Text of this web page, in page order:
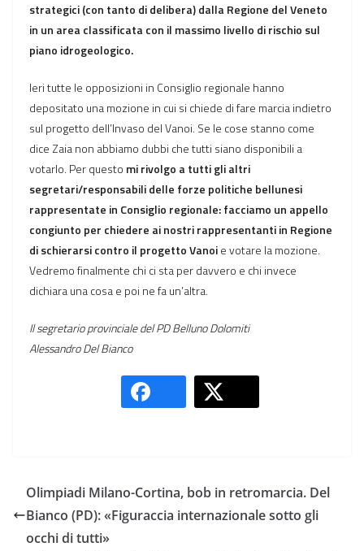
strategici (con tanto di delibera) dalla Regione del Veneto
in un area classificata con il massimo livello di rischio sul
piano idrogeologico.
Ieri tutte le opposizioni in Consiglio regionale hanno
depositato una mozione in cui si chiede di fare marcia indietro
sul progetto dell’Invaso del Vanoi. Se le cose stanno come
dice Zaia non abbiamo dubbi che tutti siano disponibili a
votarlo. Per questo mi rivolgo a tutti gli altri
segretari/responsabili delle forze politiche bellunesi
rappresentate in Consiglio regionale: facciamo un appello
congiunto per chiedere ai nostri rappresentanti in Regione
di schierarsi contro il progetto Vanoie votare la mozione.
Vedremo finalmente chi ci sta per davvero e chi invece
dichiara una cosa e poi ne fa un’altra.
Il segretario provinciale del PD Belluno Dolomiti
Alessandro Del Bianco
Olimpiadi Milano-Cortina, bob in retromarcia. Del
Bianco (PD): «Figuraccia internazionale sotto gli
occhi di tutti»